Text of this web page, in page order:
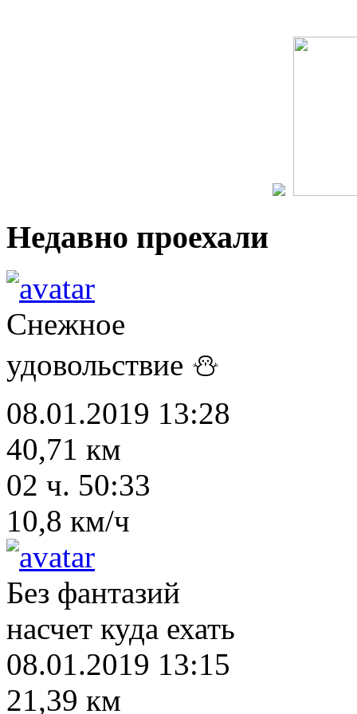
Недавно проехали
Снежное
удовольствие ⛄
08.01.2019 13:28
40,71 км
02 ч. 50:33
10,8 км/ч
Без фантазий
насчет куда ехать
08.01.2019 13:15
21,39 км